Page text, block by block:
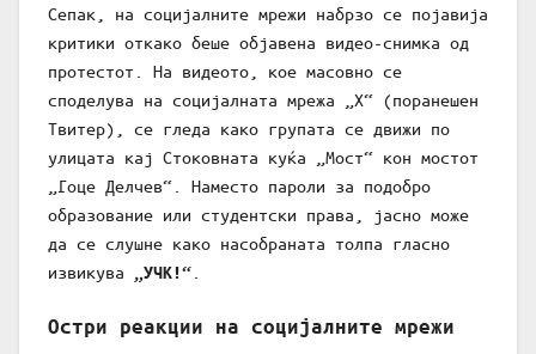
Сепак, на социјалните мрежи набрзо се појавија
критики откако беше објавена видео-снимка од
протестот. На видеото, кое масовно се
споделува на социјалната мрежа „Х“ (поранешен
Твитер), се гледа како групата се движи по
улицата кај Стоковната куќа „Мост“ кон мостот
„Гоце Делчев“. Наместо пароли за подобро
образование или студентски права, јасно може
да се слушне како насобраната толпа гласно
извикува „УЧК!“
Остри реакции на социјалните мрежи